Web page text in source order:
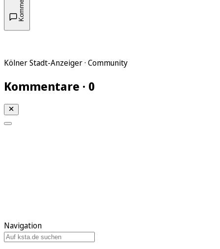
Kölner Stadt-Anzeiger · Community
Kommentare · 0
Navigation